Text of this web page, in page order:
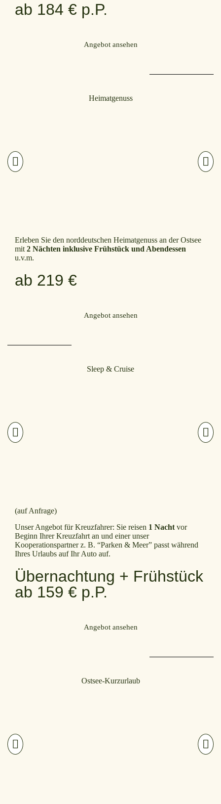
ab 184 € p.P.
Angebot ansehen
Heimatgenuss
Erleben Sie den norddeutschen Heimatgenuss an der Ostsee
mit 2 Nächten inklusive Frühstück und Abendessen
u.v.m.
ab 219 €
Angebot ansehen
Sleep & Cruise
(auf Anfrage)
Unser Angebot für Kreuzfahrer: Sie reisen 1 Nacht vor
Beginn Ihrer Kreuzfahrt an und einer unser
Kooperationspartner z. B. “Parken & Meer” passt während
Ihres Urlaubs auf Ihr Auto auf.
Übernachtung + Frühstück
ab 159 € p.P.
Angebot ansehen
Ostsee-Kurzurlaub